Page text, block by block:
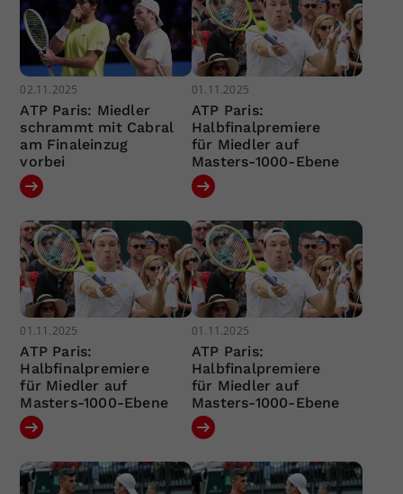
02.11.2025
ATP Paris: Miedler
schrammt mit Cabral
am Finaleinzug
vorbei
01.11.2025
ATP Paris:
Halbfinalpremiere
für Miedler auf
Masters-1000-Ebene
01.11.2025
ATP Paris:
Halbfinalpremiere
für Miedler auf
Masters-1000-Ebene
01.11.2025
ATP Paris:
Halbfinalpremiere
für Miedler auf
Masters-1000-Ebene